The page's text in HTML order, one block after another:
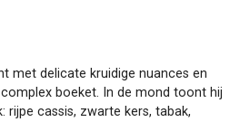
met delicate kruidige nuances en
boeket. In de mond toont hij
rijpe cassis, zwarte kers, tabak,